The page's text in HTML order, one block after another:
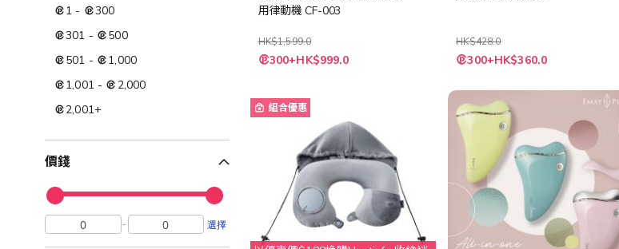
用律動機 CF-003
HK$1,599.0
特
殊300+HK$999.0
HK$428.0
特
殊
格
300+HK$360.0
組合優惠
1 -
300
301 -
500
501 -
1,000
1,001 -
2,000
2,001+
價錢
- 選擇